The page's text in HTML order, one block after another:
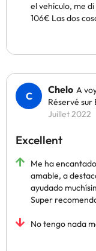
el vehículo, me
106€ Las dos
Chelo A
Réservé sur
Juillet 2022
Excellent
Me ha
amable, a
ayudado
Super
No tengo nada